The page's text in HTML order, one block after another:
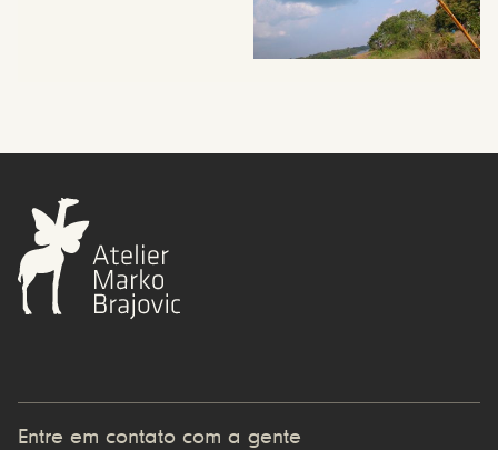
Entre em contato com a gente